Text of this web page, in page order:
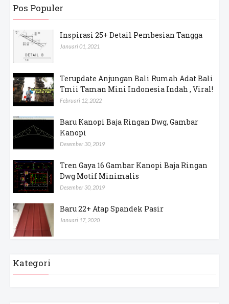
Pos Populer
Inspirasi 25+ Detail Pembesian Tangga
Januari 01, 2021
Terupdate Anjungan Bali Rumah Adat Bali
Tmii Taman Mini Indonesia Indah , Viral!
Februari 12, 2022
Baru Kanopi Baja Ringan Dwg, Gambar
Kanopi
Desember 30, 2019
Tren Gaya 16 Gambar Kanopi Baja Ringan
Dwg Motif Minimalis
Desember 30, 2019
Baru 22+ Atap Spandek Pasir
Januari 17, 2020
Kategori